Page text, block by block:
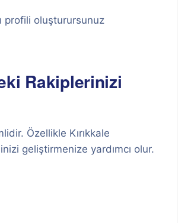
profili oluşturursunuz
Rakiplerinizi
Özellikle Kırıkkale
geliştirmenize yardımcı olur.